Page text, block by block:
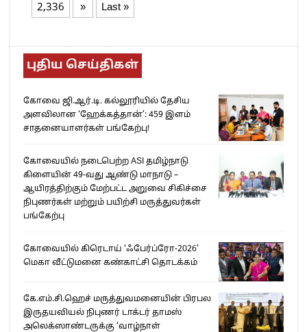
2,336
» Last »
புதிய செய்திகள்
கோவை ஜி.ஆர்.டி. கல்லூரியில் தேசிய
அளவிலான ‘ஹேக்கத்தான்’: 459 இளம்
சாதனையாளர்கள் பங்கேற்பு!
கோவையில் நடைபெற்ற ASI தமிழ்நாடு
கிளையின் 49-வது ஆண்டு மாநாடு –
ஆயிரத்திற்கும் மேற்பட்ட அறுவை சிகிச்சை
நிபுணர்கள் மற்றும் பயிற்சி மருத்துவர்கள்
பங்கேற்பு
கோவையில் கிரெடாய் ‘ஃபேர்ப்ரோ-2026’
மெகா வீட்டுமனை கண்காட்சி தொடக்கம்
கே.எம்.சி.ஹெச் மருத்துவமனையின் பிரபல
இருதயவியல் நிபுணர் டாக்டர் தாமஸ்
அலெக்ஸாண்டருக்கு ‘வாழ்நாள்